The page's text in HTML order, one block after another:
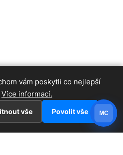
vám poskytli co nejlepší
Více informací.
vše Povolit vše MC